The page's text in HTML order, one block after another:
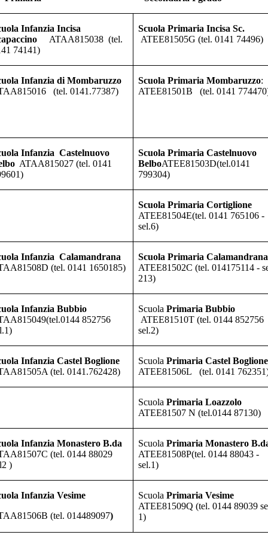
Infanzia Incisa
ATAA815038 (tel.
74141)
Scuola Primaria Incisa Sc.
ATEE81505G (tel. 0141 74496)
Infanzia di Mombaruzzo
(tel. 0141.77387)
Scuola Primaria Mombaruzzo:
ATEE81501B
(tel. 0141
Infanzia Castelnuovo
ATAA815027 (tel. 0141
Scuola Primaria Castelnuovo
BelboATEE81503D(tel.0141
799304)
Scuola Primaria Cortiglione
ATEE81504E(tel. 0141 765106 -
sel.6)
Infanzia Calamandrana
(tel. 0141 1650185)
Scuola Primaria Calamandrana
ATEE81502C (tel. 014175114 -
213)
Infanzia Bubbio
(tel.0144 852756
Scuola Primaria Bubbio
ATEE81510T (tel. 0144 852756
sel.2)
Infanzia Castel Boglione
(tel. 0141.762428)
Scuola Primaria Castel Boglione
ATEE81506L
(tel. 0141
Scuola Primaria Loazzolo
ATEE81507 N (tel.0144 87130)
Infanzia Monastero B.da
(tel. 0144 88029
)
Scuola Primaria Monastero
ATEE81508P(tel. 0144 88043 -
sel.1)
Infanzia Vesime
(tel. 014489097)
Scuola Primaria Vesime
ATEE81509Q (tel. 0144 89039
1)